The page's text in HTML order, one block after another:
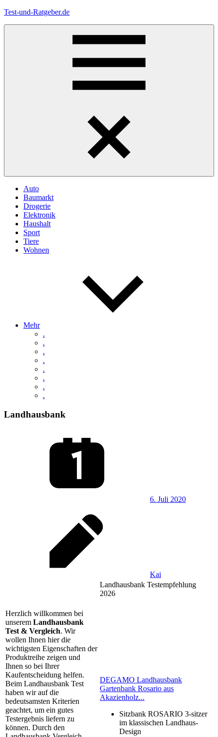
Zum
Test-und-Ratgeber.de
Auto
Baumarkt
Drogerie
Elektronik
Haushalt
Sport
Tiere
Wohnen
Mehr
.
.
.
.
.
.
.
.
Landhausbank
6. Juli 2020
Kai
Herzlich willkommen bei
unserem Landhausbank
Test & Vergleich. Wir
wollen Ihnen hier die
wichtigsten Eigenschaften der
Produktreihe zeigen und
Ihnen so bei Ihrer
Kaufentscheidung helfen.
Beim Landhausbank Test
haben wir auf die
bedeutsamsten Kriterien
geachtet, um ein gutes
Testergebnis liefern zu
können. Durch den
Landhausbank Testempfehlung
2026
DEGAMO Landhausbank
Gartenbank Rosario aus
Akazienholz...
Sitzbank ROSARIO 3-sitzer
im klassischen Landhaus-
Design